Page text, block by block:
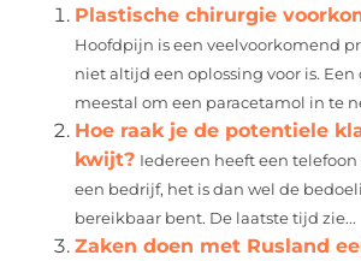
Plastische chirurgie
Hoofdpijn is een veelvoorkomend
niet altijd een oplossing voor is.
meestal om een paracetamol in te
Hoe raak je de potentiele
kwijt? Iedereen heeft een
een bedrijf, het is dan wel de
bereikbaar bent. De laatste tijd zie...
Zaken doen met Rusland